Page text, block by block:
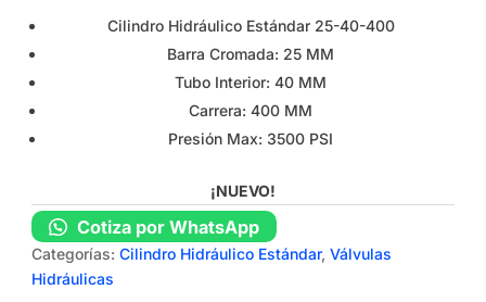
Cilindro Hidráulico Estándar 25-40-400
Barra Cromada: 25 MM
Tubo Interior: 40 MM
Carrera: 400 MM
Presión Max: 3500 PSI
¡NUEVO!
Cotiza por WhatsApp
Categorías:Cilindro Hidráulico Estándar,Válvulas
Hidráulicas